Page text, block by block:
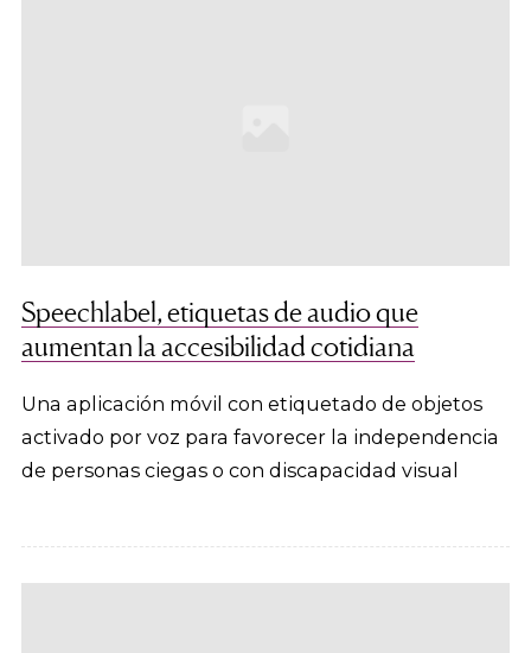
Speechlabel, etiquetas de audio que
aumentan la accesibilidad cotidiana
Una aplicación móvil con etiquetado de objetos
activado por voz para favorecer la independencia
de personas ciegas o con discapacidad visual